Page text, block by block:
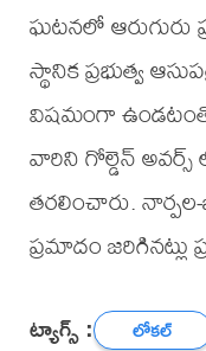
ఘటనలో
స్థానిక ప్రభుత్వ
విషమంగా
వారిని గోల్డెన్ అవర్స్
తరలించారు.
ప్రమాదం
ట్యాగ్స్ : లోకల్